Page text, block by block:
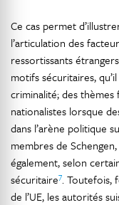
Ce cas permet
l’articulation des
ressortissants
motifs sécuritaires,
criminalité; des
nationalistes lorsque
dans l’arène politique
membres de
également, selon
sécuritaire7. Toutefois,
de l’UE, les autorités